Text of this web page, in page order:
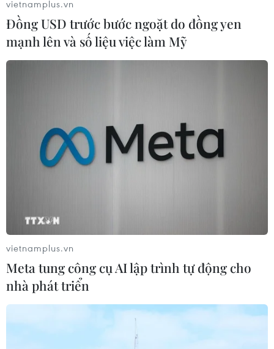
World Cup 2026: Mỹ triển khai lá chắn
được mở rộng lên không phận, khi các cơ quan thực thi
pháp luật chuẩn bị đối phó với những hoạt động của
vietnamplus.vn
Đồng USD trước bước ngoặt do đồng yen
mạnh lên và số liệu việc làm Mỹ
vietnamplus.vn
Meta tung công cụ AI lập trình tự động cho
nhà phát triển